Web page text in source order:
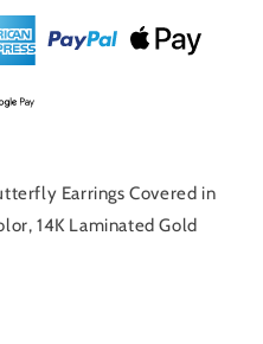
Earrings Covered in
14K Laminated Gold